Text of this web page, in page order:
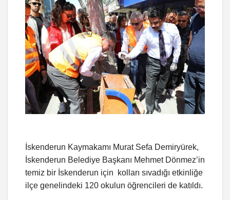
İskenderun Kaymakamı Murat Sefa Demiryürek,
İskenderun Belediye Başkanı Mehmet Dönmez’in
temiz bir İskenderun için kolları sıvadığı etkinliğe
ilçe genelindeki 120 okulun öğrencileri de katıldı.